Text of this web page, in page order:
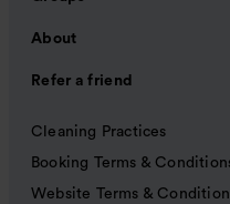
About
Refer a friend
Cleaning Practices
Booking Terms &
Website Terms &